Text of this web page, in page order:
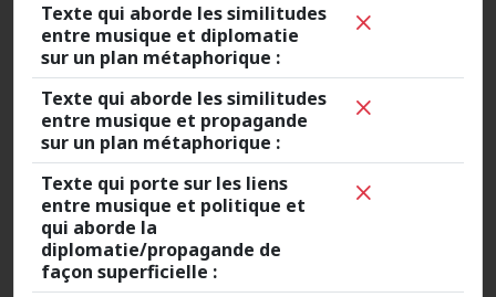
Texte qui aborde les similitudes
entre musique et diplomatie
sur un plan métaphorique :
Texte qui aborde les similitudes
entre musique et propagande
sur un plan métaphorique :
Texte qui porte sur les liens
entre musique et politique et
qui aborde la
diplomatie/propagande de
façon superficielle :